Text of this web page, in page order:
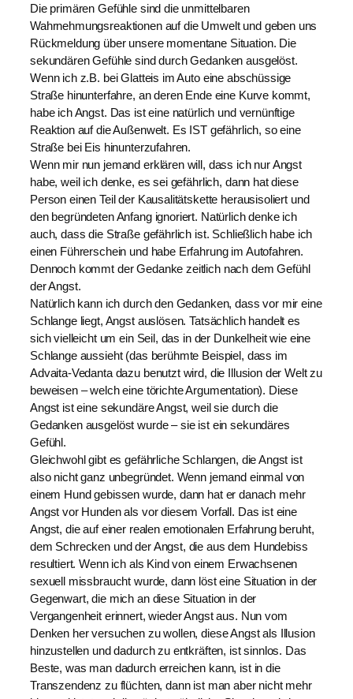
Die primären Gefühle sind die unmittelbaren
Wahrnehmungsreaktionen auf die Umwelt und geben uns
Rückmeldung über unsere momentane Situation. Die
sekundären Gefühle sind durch Gedanken ausgelöst.
Wenn ich z.B. bei Glatteis im Auto eine abschüssige
Straße hinunterfahre, an deren Ende eine Kurve kommt,
habe ich Angst. Das ist eine natürlich und vernünftige
Reaktion auf die Außenwelt. Es IST gefährlich, so eine
Straße bei Eis hinunterzufahren.
Wenn mir nun jemand erklären will, dass ich nur Angst
habe, weil ich denke, es sei gefährlich, dann hat diese
Person einen Teil der Kausalitätskette herausisoliert und
den begründeten Anfang ignoriert. Natürlich denke ich
auch, dass die Straße gefährlich ist. Schließlich habe ich
einen Führerschein und habe Erfahrung im Autofahren.
Dennoch kommt der Gedanke zeitlich nach dem Gefühl
der Angst.
Natürlich kann ich durch den Gedanken, dass vor mir eine
Schlange liegt, Angst auslösen. Tatsächlich handelt es
sich vielleicht um ein Seil, das in der Dunkelheit wie eine
Schlange aussieht (das berühmte Beispiel, dass im
Advaita-Vedanta dazu benutzt wird, die Illusion der Welt zu
beweisen – welch eine törichte Argumentation). Diese
Angst ist eine sekundäre Angst, weil sie durch die
Gedanken ausgelöst wurde – sie ist ein sekundäres
Gefühl.
Gleichwohl gibt es gefährliche Schlangen, die Angst ist
also nicht ganz unbegründet. Wenn jemand einmal von
einem Hund gebissen wurde, dann hat er danach mehr
Angst vor Hunden als vor diesem Vorfall. Das ist eine
Angst, die auf einer realen emotionalen Erfahrung beruht,
dem Schrecken und der Angst, die aus dem Hundebiss
resultiert. Wenn ich als Kind von einem Erwachsenen
sexuell missbraucht wurde, dann löst eine Situation in der
Gegenwart, die mich an diese Situation in der
Vergangenheit erinnert, wieder Angst aus. Nun vom
Denken her versuchen zu wollen, diese Angst als Illusion
hinzustellen und dadurch zu entkräften, ist sinnlos. Das
Beste, was man dadurch erreichen kann, ist in die
Transzendenz zu flüchten, dann ist man aber nicht mehr